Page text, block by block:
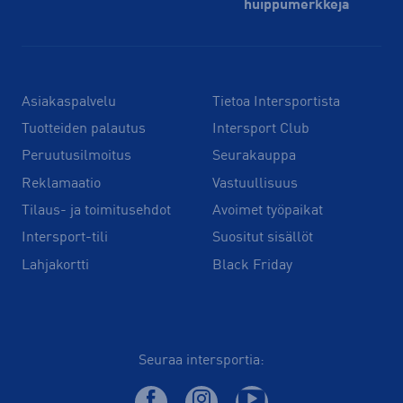
huippu­merkkejä
Asiakaspalvelu
Tuotteiden palautus
Peruutusilmoitus
Reklamaatio
Tilaus- ja toimitusehdot
Intersport-tili
Lahjakortti
Tietoa Intersportista
Intersport Club
Seurakauppa
Vastuullisuus
Avoimet työpaikat
Suositut sisällöt
Black Friday
Seuraa intersportia: